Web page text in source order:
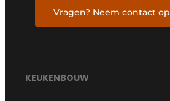
Vragen? Neem contact op
KEUKENBOUW